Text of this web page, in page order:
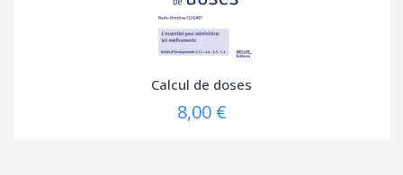
Calcul de doses
8,00 €